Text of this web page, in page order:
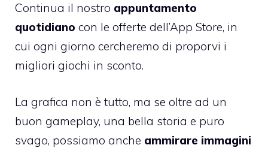
Continua il nostro appuntamento
quotidiano con le offerte dell’App Store, in
cui ogni giorno cercheremo di proporvi i
migliori giochi in sconto.
La grafica non è tutto, ma se oltre ad un
buon gameplay, una bella storia e puro
svago, possiamo anche ammirare immagini